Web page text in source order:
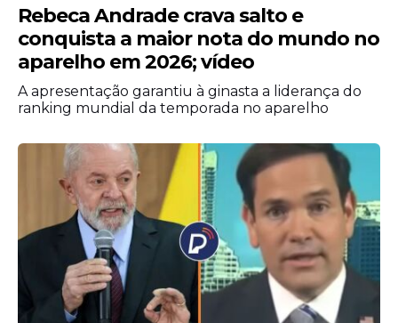
Rebeca Andrade crava salto e
conquista a maior nota do mundo no
aparelho em 2026; vídeo
A apresentação garantiu à ginasta a liderança do
ranking mundial da temporada no aparelho